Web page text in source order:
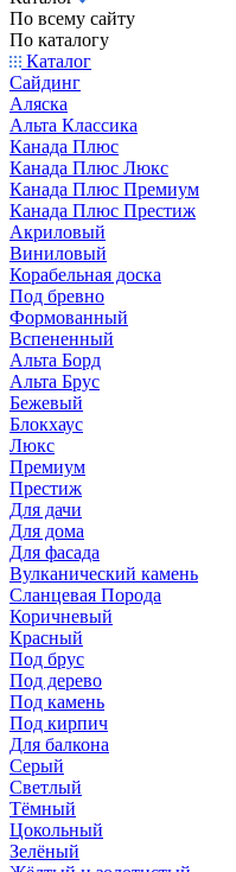
По всему сайту
По каталогу
Каталог
Сайдинг
Аляска
Альта Классика
Канада Плюс
Канада Плюс Люкс
Канада Плюс Премиум
Канада Плюс Престиж
Акриловый
Виниловый
Корабельная доска
Под бревно
Формованный
Вспененный
Альта Борд
Альта Брус
Бежевый
Блокхаус
Люкс
Премиум
Престиж
Для дачи
Для дома
Для фасада
Вулканический камень
Сланцевая Порода
Коричневый
Красный
Под брус
Под дерево
Под камень
Под кирпич
Для балкона
Серый
Светлый
Тёмный
Цокольный
Зелёный